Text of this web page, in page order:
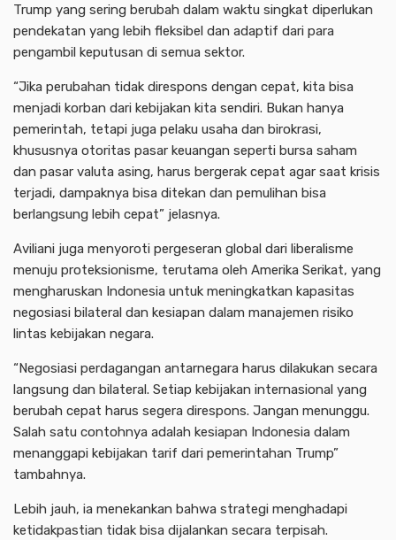
Trump yang sering berubah dalam waktu singkat diperlukan
pendekatan yang lebih fleksibel dan adaptif dari para
pengambil keputusan di semua sektor.
“Jika perubahan tidak direspons dengan cepat, kita bisa
menjadi korban dari kebijakan kita sendiri. Bukan hanya
pemerintah, tetapi juga pelaku usaha dan birokrasi,
khususnya otoritas pasar keuangan seperti bursa saham
dan pasar valuta asing, harus bergerak cepat agar saat krisis
terjadi, dampaknya bisa ditekan dan pemulihan bisa
berlangsung lebih cepat” jelasnya.
Aviliani juga menyoroti pergeseran global dari liberalisme
menuju proteksionisme, terutama oleh Amerika Serikat, yang
mengharuskan Indonesia untuk meningkatkan kapasitas
negosiasi bilateral dan kesiapan dalam manajemen risiko
lintas kebijakan negara.
“Negosiasi perdagangan antarnegara harus dilakukan secara
langsung dan bilateral. Setiap kebijakan internasional yang
berubah cepat harus segera direspons. Jangan menunggu.
Salah satu contohnya adalah kesiapan Indonesia dalam
menanggapi kebijakan tarif dari pemerintahan Trump”
tambahnya.
Lebih jauh, ia menekankan bahwa strategi menghadapi
ketidakpastian tidak bisa dijalankan secara terpisah.